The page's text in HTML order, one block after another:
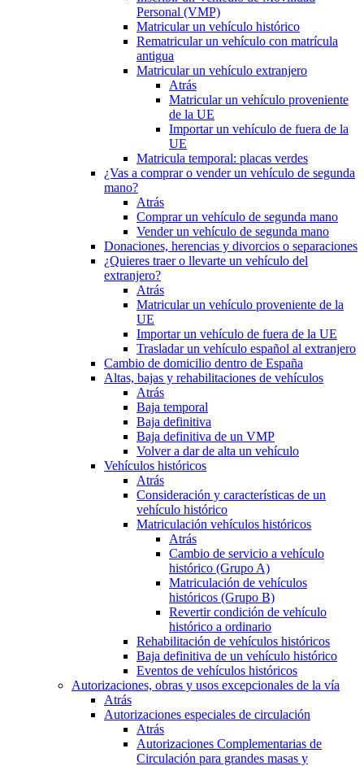
Personal (VMP)
Matricular un vehículo histórico
Rematricular un vehículo con matrícula
antigua
Matricular un vehículo extranjero
Atrás
Matricular un vehículo proveniente
de la UE
Importar un vehículo de fuera de la
UE
Matricula temporal: placas verdes
¿Vas a comprar o vender un vehículo de segunda
mano?
Atrás
Comprar un vehículo de segunda mano
Vender un vehículo de segunda mano
Donaciones, herencias y divorcios o separaciones
¿Quieres traer o llevarte un vehículo del
extranjero?
Atrás
Matricular un vehículo proveniente de la
UE
Importar un vehículo de fuera de la UE
Trasladar un vehículo español al extranjero
Cambio de domicilio dentro de España
Altas, bajas y rehabilitaciones de vehículos
Atrás
Baja temporal
Baja definitiva
Baja definitiva de un VMP
Volver a dar de alta un vehículo
Vehículos históricos
Atrás
Consideración y características de un
vehículo histórico
Matriculación vehículos históricos
Atrás
Cambio de servicio a vehículo
histórico (Grupo A)
Matriculación de vehículos
históricos (Grupo B)
Revertir condición de vehículo
histórico a ordinario
Rehabilitación de vehículos históricos
Baja definitiva de un vehículo histórico
Eventos de vehículos históricos
Autorizaciones, obras y usos excepcionales de la vía
Atrás
Autorizaciones especiales de circulación
Atrás
Autorizaciones Complementarias de
Circulación para grandes masas y